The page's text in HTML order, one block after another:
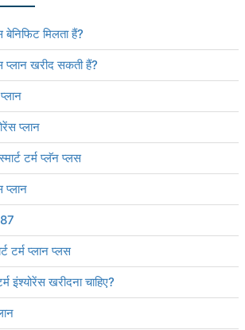
बेनिफिट मिलता हैं?
प्लान खरीद सकती हैं?
प्लान
टर्म प्लॅन प्लस
प्लान
टर्म प्लान प्लस
इंश्योरेंस खरीदना चाहिए?